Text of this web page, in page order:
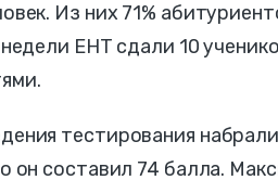
Из них 71%
ЕНТ сдали 10
тестирования
он составил 74 балла.